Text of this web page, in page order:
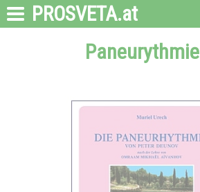
PROSVETA.at
Paneurythmie